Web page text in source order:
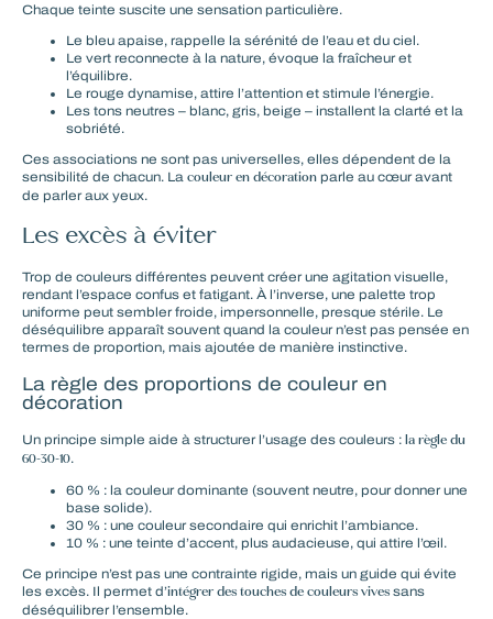
Chaque teinte suscite une sensation particulière.
Le bleu apaise, rappelle la sérénité de l’eau et du ciel.
Le vert reconnecte à la nature, évoque la fraîcheur et
l’équilibre.
Le rouge dynamise, attire l’attention et stimule l’énergie.
Les tons neutres – blanc, gris, beige – installent la clarté et la
sobriété.
Ces associations ne sont pas universelles, elles dépendent de la
sensibilité de chacun. La couleur en décoration parle au cœur avant
de parler aux yeux.
Les excès à éviter
Trop de couleurs différentes peuvent créer une agitation visuelle,
rendant l’espace confus et fatigant. À l’inverse, une palette trop
uniforme peut sembler froide, impersonnelle, presque stérile. Le
déséquilibre apparaît souvent quand la couleur n’est pas pensée en
termes de proportion, mais ajoutée de manière instinctive.
La règle des proportions de couleur en
décoration
Un principe simple aide à structurer l’usage des couleurs : la règle du
60-30-10.
60 % : la couleur dominante (souvent neutre, pour donner une
base solide).
30 % : une couleur secondaire qui enrichit l’ambiance.
10 % : une teinte d’accent, plus audacieuse, qui attire l’œil.
Ce principe n’est pas une contrainte rigide, mais un guide qui évite
les excès. Il permet d’intégrer des touches de couleurs vives sans
déséquilibrer l’ensemble.